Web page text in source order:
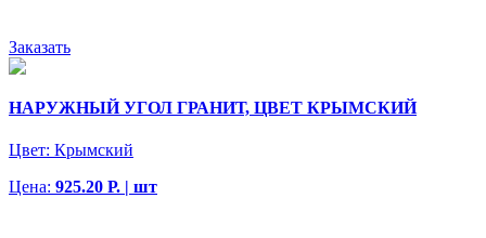
Заказать
НАРУЖНЫЙ УГОЛ ГРАНИТ, ЦВЕТ КРЫМСКИЙ
Цвет: Крымский
Цена: 925.20 Р. | шт